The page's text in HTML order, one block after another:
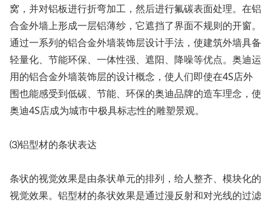
窝，并对铝板进行折弯加工，然后进行氟碳表面处理。在铝
合金外墙上形成一层铝薄纱，它遮挡了界面不规则的开窗。
通过一系列的铝合金外墙装饰层设计手法，使建筑外墙具备
轻量化、节能环保、一体性强、遮阳、降噪等优点。奥迪运
用的铝合金外墙装饰层的设计概念，使人们即使在4S店外
围也能感受到低碳、节能、环保的奥迪品牌的造车理念，使
奥迪4S店成为城市中极具标志性的雕塑景观。
⑶铝型材的条状表达
条状的视觉效果是由条状单元的排列，给人整齐、模块化的
视觉效果。铝型材的条状效果是通过漫反射和对光线的过滤